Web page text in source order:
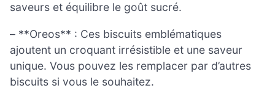
saveurs et équilibre le goût sucré.
– **Oreos** : Ces biscuits emblématiques
ajoutent un croquant irrésistible et une saveur
unique. Vous pouvez les remplacer par d’autres
biscuits si vous le souhaitez.